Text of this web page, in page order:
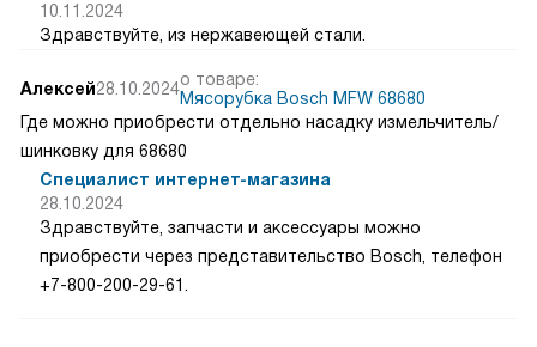
10.11.2024
Здравствуйте, из нержавеющей стали.
Алексей28.10.2024о товаре:
Мясорубка Bosch MFW 68680
Где можно приобрести отдельно насадку измельчитель/
шинковку для 68680
Специалист интернет-магазина
28.10.2024
Здравствуйте, запчасти и аксессуары можно
приобрести через представительство Bosch, телефон
+7-800-200-29-61.